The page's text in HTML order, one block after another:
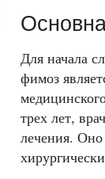
Для начала
фимоз
трех лет,
лечения.